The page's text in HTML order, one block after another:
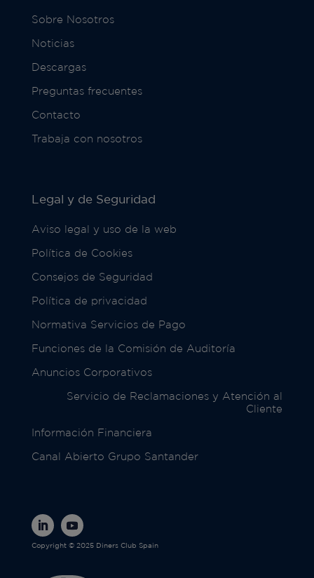
Sobre Nosotros
Noticias
Descargas
Preguntas frecuentes
Contacto
Trabaja con nosotros
Legal y de Seguridad
Aviso legal y uso de la web
Política de Cookies
Consejos de Seguridad
Política de privacidad
Normativa Servicios de Pago
Funciones de la Comisión de Auditoría
Anuncios Corporativos
Servicio de Reclamaciones y Atención al
Cliente
Información Financiera
Canal Abierto Grupo Santander
Copyright © 2025 Diners Club Spain